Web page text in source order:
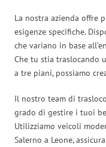
La nostra azienda offre
esigenze specifiche.
che variano in base
Che tu stia traslocando
a tre piani, possiamo
Il nostro team di
grado di gestire i tuoi
Utilizziamo veicoli
Salerno a Leone,